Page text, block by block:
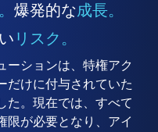
爆発的な成長。
リスク。
ーションは、特権アク
だけに付与されていた
た。現在では、すべて
限が必要となり、アイ